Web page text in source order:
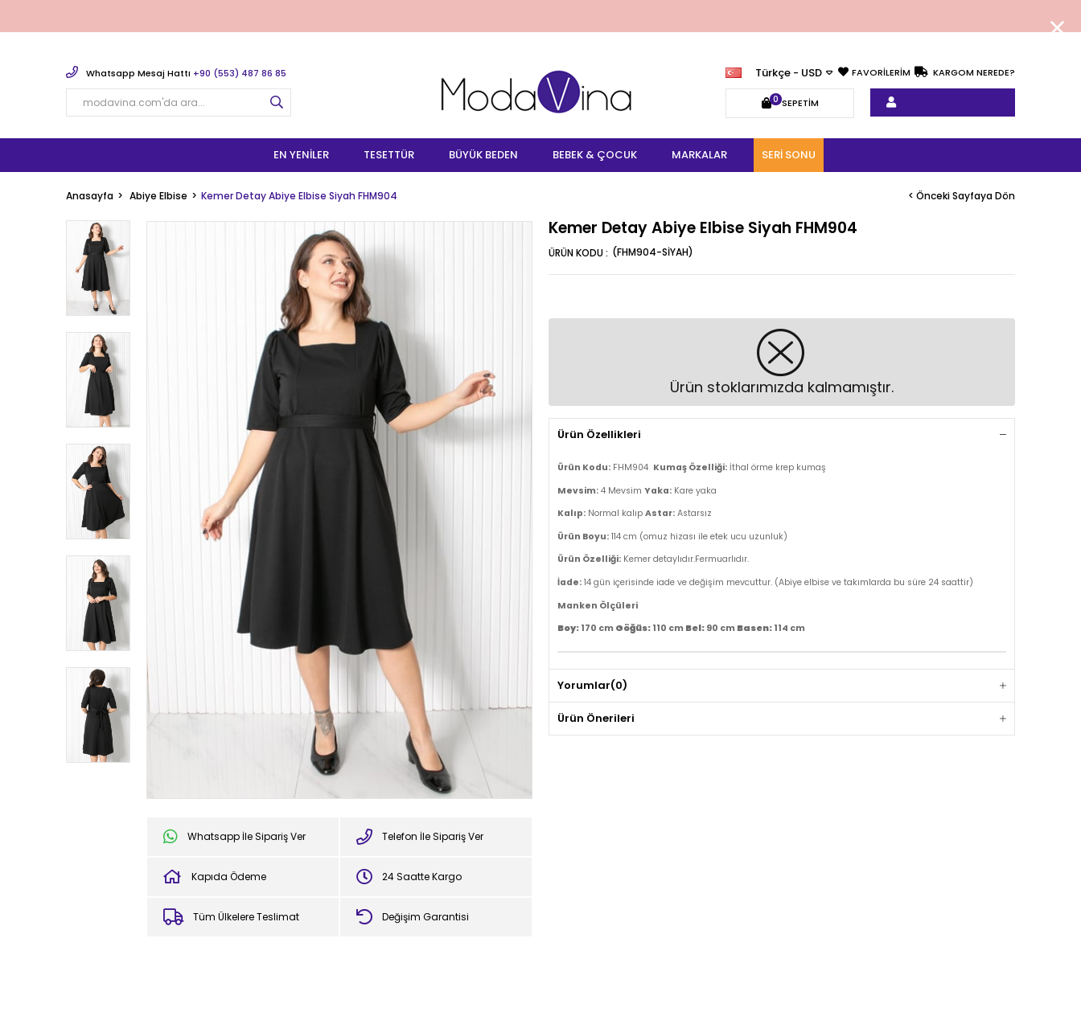
Türkçe - USD
SEPETIM
0
Whatsapp Mesaj Hattı +90 (553) 487 86 85 KARGOM NEREDE?
FAVORİLERİM
EN YENILER TESETTÜR BÜYÜK BEDEN BEBEK & ÇOCUK MARKALAR SERI SONU
Anasayfa Abiye Elbise Kemer Detay Abiye Elbise Siyah FHM904 < Önceki Sayfaya Dön
Whatsapp İle Sipariş Ver Telefon İle Sipariş Ver
Kapıda Ödeme 24 Saatte Kargo
Tüm Ülkelere Teslimat Değişim Garantisi
Kemer Detay Abiye Elbise Siyah FHM904
(FHM904-SİYAH)
Ürün stoklarımızda kalmamıştır.
Ürün Özellikleri
Ürün Kodu: FHM904 Kumaş Özelliği: İthal örme krep kumaş
Mevsim: 4 Mevsim Yaka: Kare yaka
Kalıp: Normal kalıp Astar: Astarsız
Ürün Boyu: 114 cm (omuz hizası ile etek ucu uzunluk)
Ürün Özelliği: Kemer detaylıdır.Fermuarlıdır.
İade: 14 gün içerisinde iade ve değişim mevcuttur. (Abiye elbise ve takımlarda bu süre 24 saattir)
Manken Ölçüleri
Boy: 170 cm Göğüs: 110 cm Bel: 90 cm Basen: 114 cm
Yorumlar(0)
Ürün Önerileri